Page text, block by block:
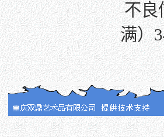
不良
满）